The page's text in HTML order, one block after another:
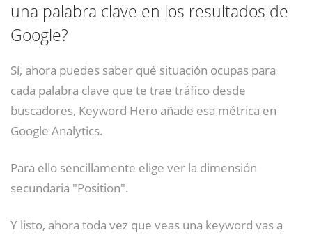
una palabra clave en los resultados de
Google?
Sí, ahora puedes saber qué situación ocupas para
cada palabra clave que te trae tráfico desde
buscadores, Keyword Hero añade esa métrica en
Google Analytics.
Para ello sencillamente elige ver la dimensión
secundaria "Position".
Y listo, ahora toda vez que veas una keyword vas a